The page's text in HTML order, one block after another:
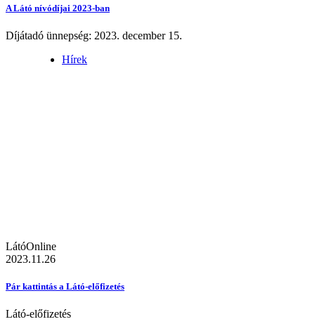
A Látó nívódíjai 2023-ban
Díjátadó ünnepség: 2023. december 15.
Hírek
LátóOnline
2023.11.26
Pár kattintás a Látó-előfizetés
Látó-előfizetés